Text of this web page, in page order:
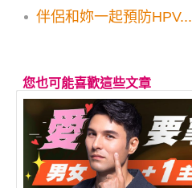
伴侶和妳一起預防HPV...
您也可能喜歡這些文章